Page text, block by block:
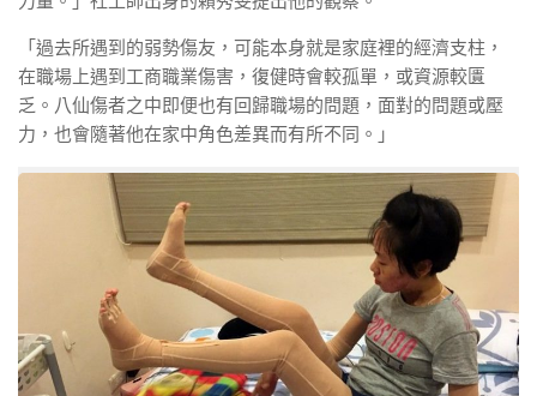
「過去所遇到的弱勢傷友，可能本身就是家庭裡的經濟支柱，
在職場上遇到工商職業傷害，復健時會較孤單，或資源較匱
乏。八仙傷者之中即便也有回歸職場的問題，面對的問題或壓
力，也會隨著他在家中角色差異而有所不同。」